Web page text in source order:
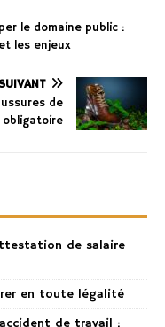
le domaine public :
les enjeux
SUIVANT
de
de salaire
en toute légalité